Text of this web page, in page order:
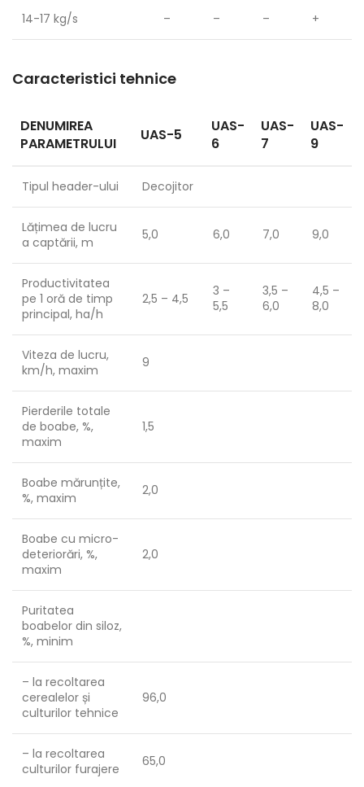
14-17 kg/s – – – +
Caracteristici tehnice
DENUMIREA
PARAMETRULUI
UAS-5
UAS-
6
UAS-
7
UAS-
9
Tipul header-ului Decojitor
Lățimea de lucru
a captării, m
5,0 6,0 7,0 9,0
Productivitatea
pe 1 oră de timp
principal, ha/h
2,5 – 4,5
3 –
5,5
3,5 –
6,0
4,5 –
8,0
Viteza de lucru,
km/h, maxim
9
Pierderile totale
de boabe, %,
maxim
1,5
Boabe mărunțite,
%, maxim
2,0
Boabe cu micro-
deteriorări, %,
maxim
2,0
Puritatea
boabelor din siloz,
%, minim
– la recoltarea
cerealelor și
culturilor tehnice
96,0
– la recoltarea
culturilor furajere
65,0